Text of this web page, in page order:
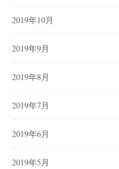
2019年10月
2019年9月
2019年8月
2019年7月
2019年6月
2019年5月